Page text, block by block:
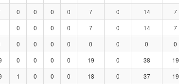
0 0 0 0 7 0 14 7
0 0 0 0 7 0 14 7
0 0 0 0 0 0 0 0
0 0 0 0 19 0 38 19
1 0 0 0 18 0 37 19